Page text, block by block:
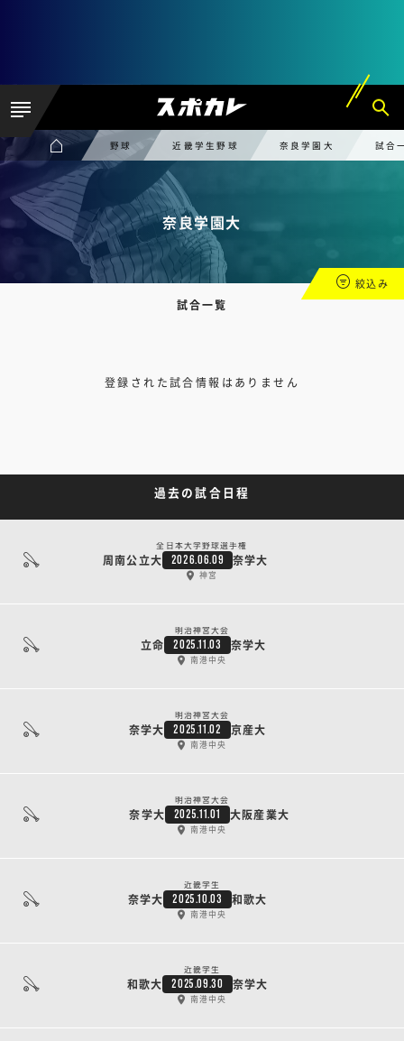
野球 近畿学生野球 奈良学園大 試合
奈良学園大
試合一覧
絞込み
登録された試合情報はありません
過去の試合日程
全日本大学野球選手権
周南公立大 2026.06.09 奈学大
神宮
明治神宮大会
立命 2025.11.03 奈学大
南港中央
明治神宮大会
奈学大 2025.11.02 京産大
南港中央
明治神宮大会
奈学大 2025.11.01 大阪産業大
南港中央
近畿学生
奈学大 2025.10.03 和歌大
南港中央
近畿学生
和歌大 2025.09.30 奈学大
南港中央